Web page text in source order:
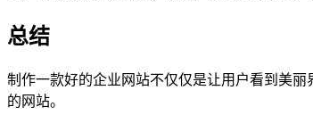
总结
制作一款好的企业网站不仅仅是让用户看到美
的网站。